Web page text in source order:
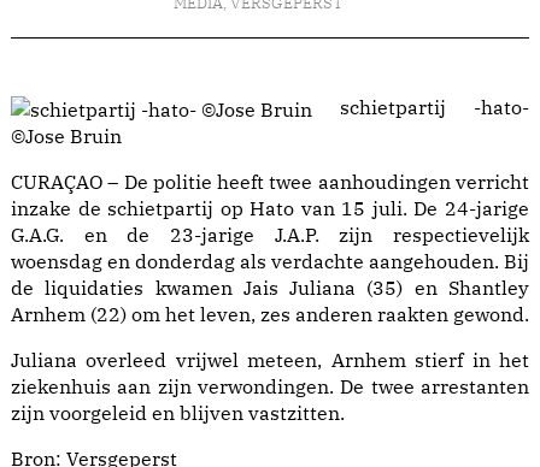
schietpartij -hato-
©Jose Bruin
CURAÇAO – De politie heeft twee aanhoudingen verricht
inzake de schietpartij op Hato van 15 juli. De 24-jarige
G.A.G. en de 23-jarige J.A.P. zijn respectievelijk
woensdag en donderdag als verdachte aangehouden. Bij
de liquidaties kwamen Jais Juliana (35) en Shantley
Arnhem (22) om het leven, zes anderen raakten gewond.
Juliana overleed vrijwel meteen, Arnhem stierf in het
ziekenhuis aan zijn verwondingen. De twee arrestanten
zijn voorgeleid en blijven vastzitten.
Bron: Versgeperst